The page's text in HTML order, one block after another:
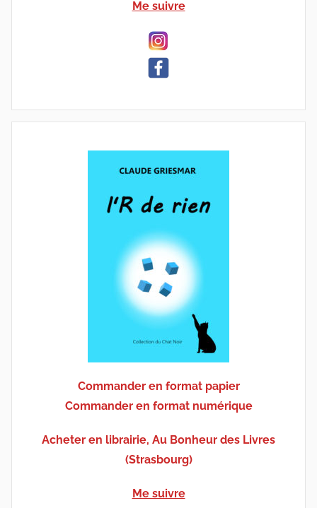
Me suivre
Commander en format papier
Commander en format numérique
Acheter en librairie, Au Bonheur des Livres
(Strasbourg)
Me suivre